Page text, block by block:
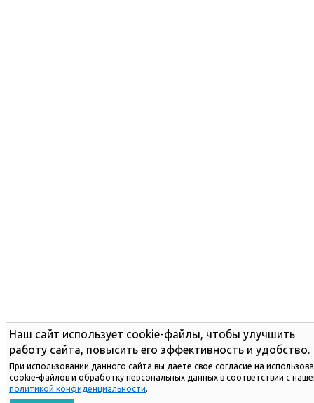
Наш сайт использует cookie-файлы, чтобы улучшить
работу сайта, повысить его эффективность и удобство.
При использовании данного сайта вы даете свое согласие на
cookie-файлов и обработку персональных данных в соответствии с
политикой конфиденциальности.